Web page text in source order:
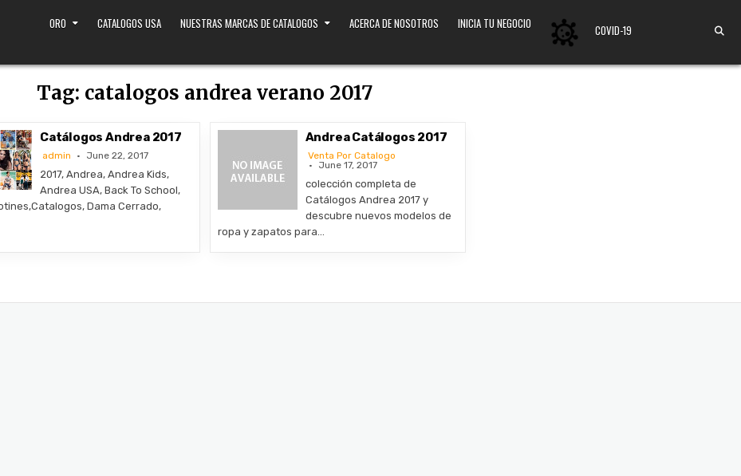
ORO CATALOGOS USA NUESTRAS MARCAS DE CATALOGOS ACERCA DE NOSOTROS INICIA TU NEGOCIO COVID-19
Tag: catalogos andrea verano 2017
Catálogos Andrea 2017
admin June 22, 2017
2017, Andrea, Andrea Kids,
Andrea USA, Back To School,
Dama Cerrado,
Andrea Catálogos 2017
Venta Por Catalogo
June 17, 2017
colección completa de
Catálogos Andrea 2017 y
descubre nuevos modelos de
ropa y zapatos para…